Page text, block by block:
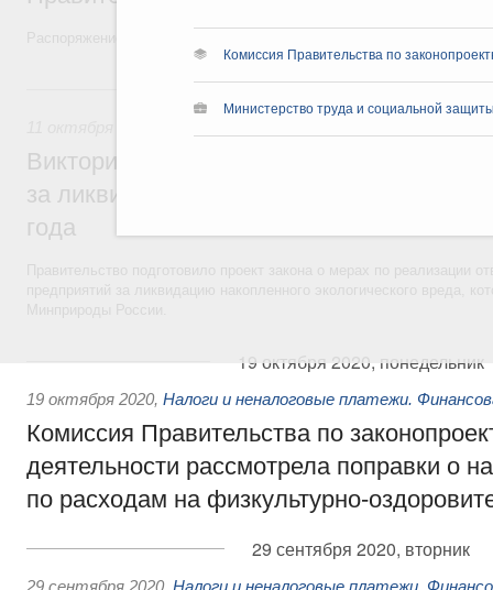
Комиссия Правительства по
Министерство труда и социальной
11 октября 2021, понедельник
Виктория Абрамченко: Закон об
за ликвидацию эковреда заработает с 1
года
19 октября 2020, понедельник
19 октября 2020, Налоги и неналоговые платежи.
Комиссия Правительства по
деятельности рассмотрела поправки о
по расходам на физкультурно-
29 сентября 2020, вторник
29 сентября 2020, Налоги и неналоговые платежи.